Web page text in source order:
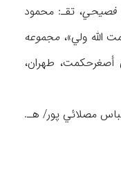
فصیحي، تقـ: محمود
مجموعه
أصغرحکمت، طهران،
مصلائي پور/ هـ.